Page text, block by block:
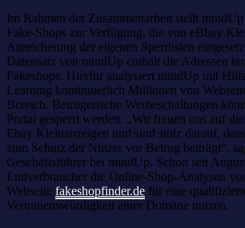
Im Rahmen der Zusammenarbeit stellt
Fake-Shops zur Verfügung, die von eBbay
Anreicherung der eigenen Sperrlisten
Datensatz von mindUp enthält die Adressen
Fakeshops. Hierfür analysiert mindUp mit
Learning kontinuierlich Millionen von
Bereich. Betrügerische Werbeschaltungen
Portal gesperrt werden. „Wir freuen uns auf
Ebay Kleinanzeigen und sind stolz darauf,
zum Schutz der Nutzer vor Betrug beiträgt“,
Geschäftsführer bei mindUp. Schon seit
Endverbraucher die Online-Shop-Analysen
Webseite fakeshopfinder.de für eine
Vertrauenswürdigkeit einer Domäne nutzen.